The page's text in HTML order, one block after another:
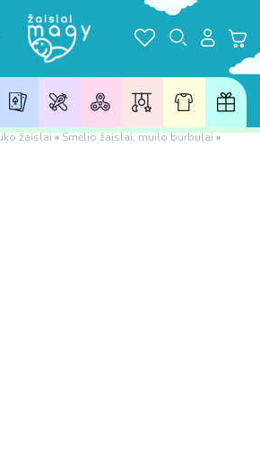
žaislai»Smėlio žaislai, muilo burbulai»